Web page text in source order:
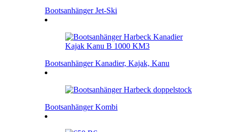
Bootsanhänger Jet-Ski
Bootsanhänger Kanadier, Kajak, Kanu
Bootsanhänger Kombi